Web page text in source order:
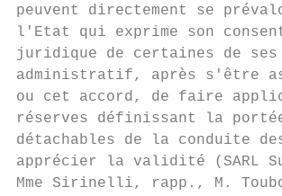
peuvent directement se
l'Etat qui exprime son
juridique de certaines de
administratif, après s'être
ou cet accord, de faire
réserves définissant la
détachables de la conduite
apprécier la validité (SARL
Mme Sirinelli, rapp., M.